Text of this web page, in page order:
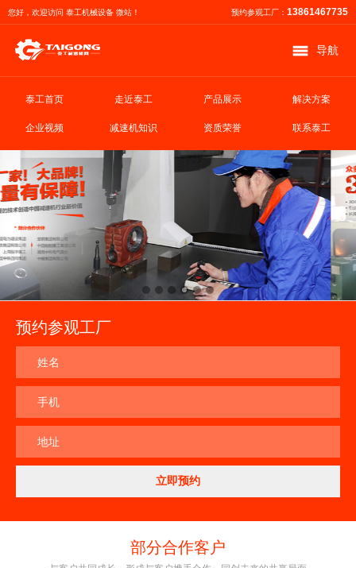
您好，欢迎访问 泰工机械设备 微站！ 预约参观工厂： 13861467735
导航
泰工首页 走近泰工 产品展示 解决方案
企业视频 减速机知识 资质荣誉 联系泰工
预约参观工厂
姓名
手机
地址
部分合作客户